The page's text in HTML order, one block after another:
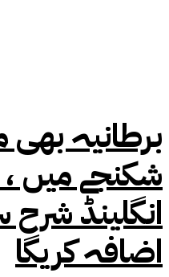
برطانیہ بھی
شکنجے میں
انگلینڈ
اضافہ کریگا